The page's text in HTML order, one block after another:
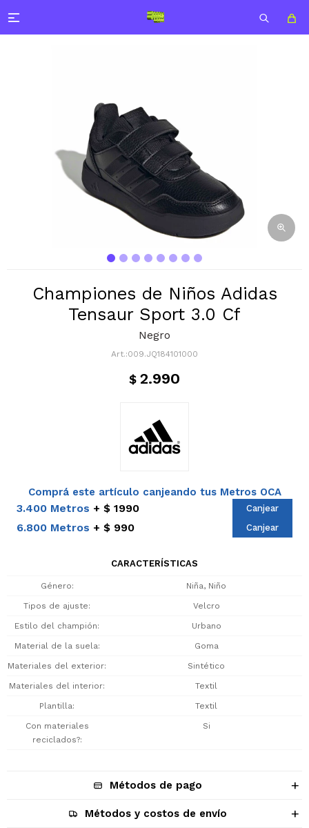

Championes de Niños Adidas
Tensaur Sport 3.0 Cf
Negro
009.JQ184101000
$ 2.990
Comprá este artículo canjeando tus Metros OCA
3.400 Metros $ 1990 Canjear
6.800 Metros $ 990 Canjear
CARACTERÍSTICAS
Género Niña, Niño
Tipos de ajuste Velcro
Estilo del champión Urbano
Material de la suela Goma
Materiales del exterior Sintético
Materiales del interior Textil
Plantilla Textil
Con materiales
reciclados?
Si
Métodos de pago
Métodos y costos de envío